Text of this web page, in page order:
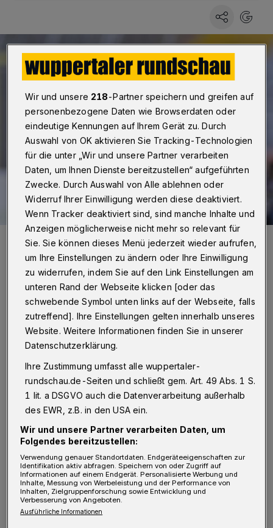
Von Thomas Schulz
D ie Rundschau sprach mit dem
Goalgetter (zum Liveticker:hier
klicken!)
Rundschau: Herzlichen Glückwunsch zum
Geburtstag, Herr Aydogmus! Wie wurde gefeiert?
Aydogmus:Vielen Dank. Also eine große Party
gibt es in meinem Alter nicht mehr. Ich bin
Wir und unsere 218-Partner speichern und greifen auf
personenbezogene Daten wie Browserdaten oder
eindeutige Kennungen auf Ihrem Gerät zu. Durch
Auswahl von OK aktivieren Sie Tracking-Technologien
für die unter „Wir und unsere Partner verarbeiten
Daten, um Ihnen Dienste bereitzustellen“ aufgeführten
Zwecke. Durch Auswahl von Alle ablehnen oder
Widerruf Ihrer Einwilligung werden diese deaktiviert.
Wenn Tracker deaktiviert sind, sind manche Inhalte und
Anzeigen möglicherweise nicht mehr so relevant für
Sie. Sie können dieses Menü jederzeit wieder aufrufen,
um Ihre Einstellungen zu ändern oder Ihre Einwilligung
zu widerrufen, indem Sie auf den Link Einstellungen am
unteren Rand der Webseite klicken [oder das
schwebende Symbol unten links auf der Webseite, falls
zutreffend]. Ihre Einstellungen gelten innerhalb unseres
Website. Weitere Informationen finden Sie in unserer
Datenschutzerklärung.
Ihre Zustimmung umfasst alle wuppertaler-
rundschau.de-Seiten und schließt gem. Art. 49 Abs. 1 S.
1 lit. a DSGVO auch die Datenverarbeitung außerhalb
des EWR, z.B. in den USA ein.
Wir und unsere Partner verarbeiten Daten, um
Folgendes bereitzustellen:
Verwendung genauer Standortdaten. Endgeräteeigenschaften zur
Identifikation aktiv abfragen. Speichern von oder Zugriff auf
Informationen auf einem Endgerät. Personalisierte Werbung und
Inhalte, Messung von Werbeleistung und der Performance von
Inhalten, Zielgruppenforschung sowie Entwicklung und
Verbesserung von Angeboten.
Ausführliche Informationen